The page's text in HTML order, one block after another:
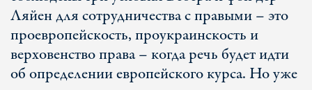
Ляйен для сотрудничества с правыми – это
проевропейскость, проукраинскость и
верховенство права – когда речь будет идти
об определении европейского курса. Но уже